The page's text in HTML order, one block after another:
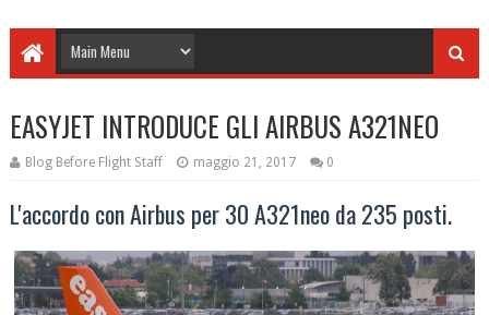
EASYJET INTRODUCE GLI AIRBUS A321NEO
Blog Before Flight Staff maggio 21, 2017 0
L'accordo con Airbus per 30 A321neo da 235 posti.